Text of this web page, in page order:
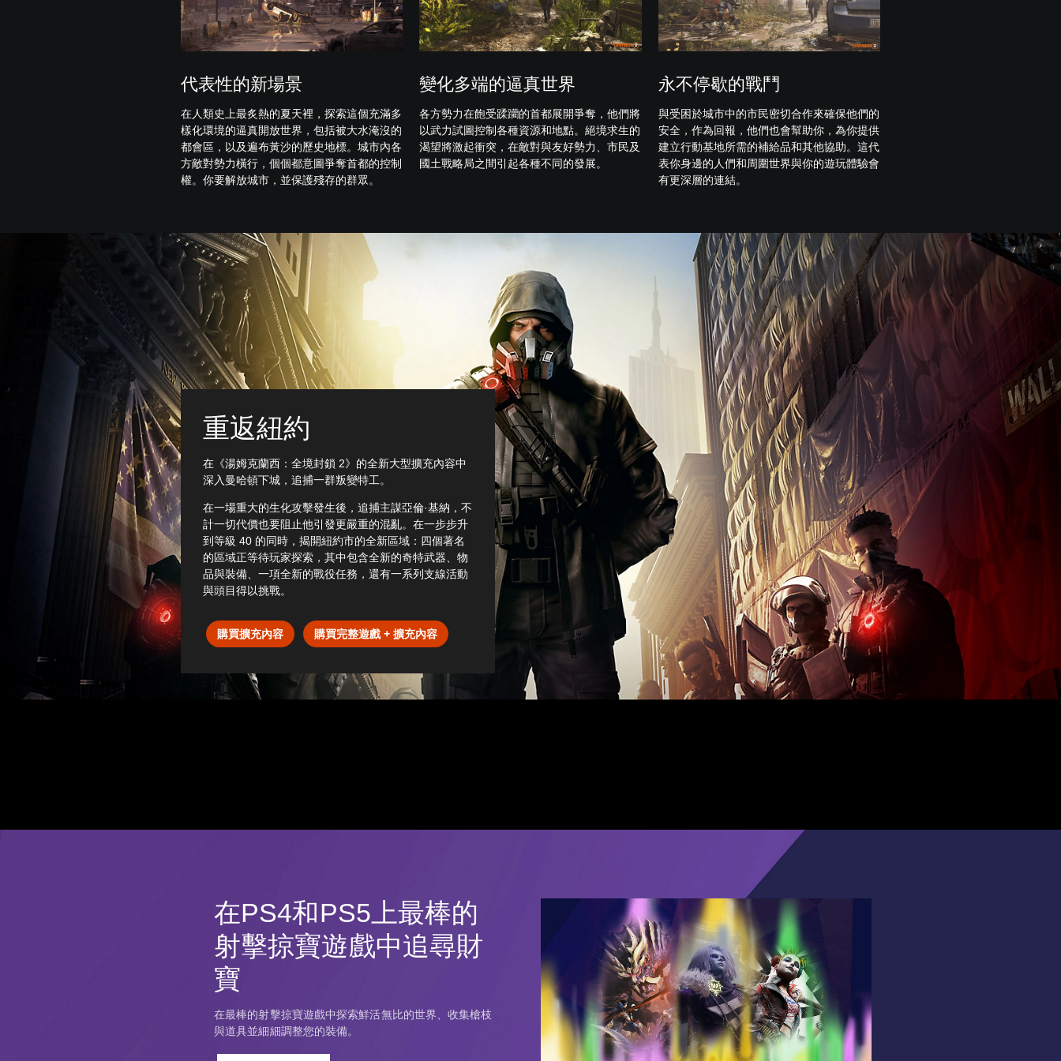
代表性的新場景
在人類史上最炙熱的夏天裡，探索這個充滿多
樣化環境的逼真開放世界，包括被大水淹沒的
都會區，以及遍布黃沙的歷史地標。城市內各
方敵對勢力橫行，個個都意圖爭奪首都的控制
權。你要解放城市，並保護殘存的群眾。
變化多端的逼真世界
各方勢力在飽受蹂躪的首都展開爭奪，他們將
以武力試圖控制各種資源和地點。絕境求生的
渴望將激起衝突，在敵對與友好勢力、市民及
國土戰略局之間引起各種不同的發展。
永不停歇的戰鬥
與受困於城市中的市民密切合作來確保他們的
安全，作為回報，他們也會幫助你，為你提供
建立行動基地所需的補給品和其他協助。這代
表你身邊的人們和周圍世界與你的遊玩體驗會
有更深層的連結。
重返紐約
在《湯姆克蘭西：全境封鎖 2》的全新大型擴充內容中
深入曼哈頓下城，追捕一群叛變特工。
在一場重大的生化攻擊發生後，追捕主謀亞倫·基納，不
計一切代價也要阻止他引發更嚴重的混亂。在一步步升
到等級 40 的同時，揭開紐約市的全新區域：四個著名
的區域正等待玩家探索，其中包含全新的奇特武器、物
品與裝備、一項全新的戰役任務，還有一系列支線活動
與頭目得以挑戰。
購買擴充內容 購買完整遊戲 + 擴充內容
在PS4和PS5上最棒的
射擊掠寶遊戲中追尋財
寶
在最棒的射擊掠寶遊戲中探索鮮活無比的世界、收集槍枝
與道具並細細調整您的裝備。